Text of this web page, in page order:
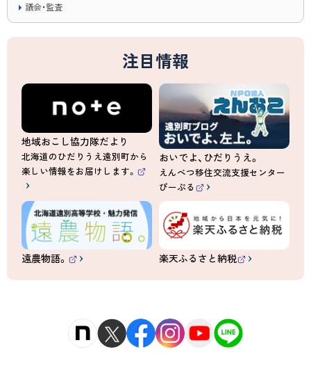
議会・監査
注目情報
地域おこし協力隊だより
北海道のひだりうえ遠別町から
楽しい情報をお届けします。
部
サ
イ
）
おいでよ、ひだりうえ。
えんべつ移住交流支援センター
ぴーぷる
（
部
サ
イ
ト
）
遠農物語。
外
）
楽天ふるさと納税
外
）